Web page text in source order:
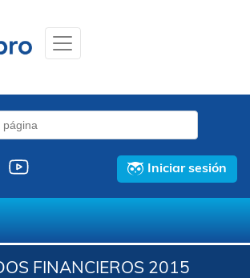
Iniciar sesión
FINANCIEROS 2015